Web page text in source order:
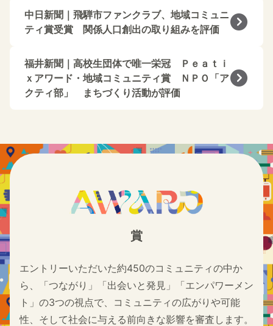
中日新聞｜飛騨市ファンクラブ、地域コミュニ
ティ賞受賞 関係人口創出の取り組みを評価
福井新聞｜高校生団体で唯一栄冠 Ｐｅａｔｉ
ｘアワード・地域コミュニティ賞 ＮＰＯ「ア
クティ部」 まちづくり活動が評価
賞
エントリーいただいた約450のコミュニティの中か
ら、「つながり」「出会いと発見」「エンパワーメン
ト」の3つの視点で、コミュニティの広がりや可能
性、そして社会に与える前向きな影響を審査します。